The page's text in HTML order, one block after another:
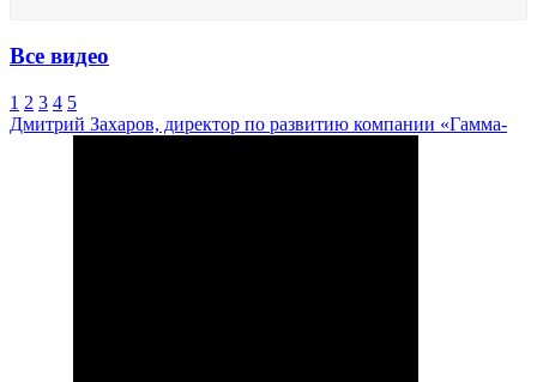
Все видео
1 2 3 4 5
Дмитрий Захаров, директор по развитию компании «Гамма-